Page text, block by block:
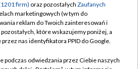
prywatności
Moje zgody
Pomoc
firm) oraz pozostałych Zaufanych
marketingowych (w tym do
reklam do Twoich zainteresowań i
które wskazujemy poniżej, a
nas identyfikatora PPID do Google.
podczas odwiedzania przez Ciebie naszych